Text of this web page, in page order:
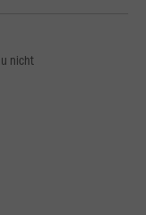
nicht